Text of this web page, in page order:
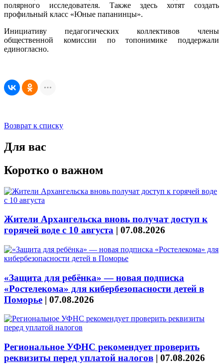
полярного исследователя. Также здесь хотят создать
профильный класс «Юные папанинцы».
Инициативу педагогических коллективов члены
общественной комиссии по топонимике поддержали
единогласно.
Возврат к списку
Для вас
Коротко о важном
Жители Архангельска вновь получат доступ к
горячей воде с 10 августа | 07.08.2026
«Защита для ребёнка» — новая подписка
«Ростелекома» для кибербезопасности детей в
Поморье | 07.08.2026
Региональное УФНС рекомендует проверить
реквизиты перед уплатой налогов | 07.08.2026